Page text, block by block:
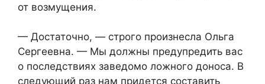
от возмущения.
— Достаточно, — строго произнесла Ольга
Сергеевна. — Мы должны предупредить вас
о последствиях заведомо ложного доноса. В
следующий раз нам придется составить